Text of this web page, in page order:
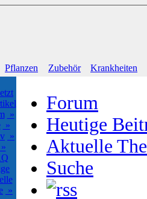
Pflanzen Zubehör Krankheiten
»
»
»
»
»
Forum
Heutige
Aktuelle
Suche